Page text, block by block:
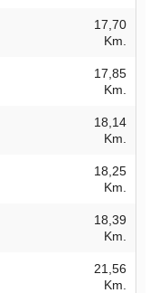
17,70
Km.
17,85
Km.
18,14
Km.
18,25
Km.
18,39
Km.
21,56
Km.